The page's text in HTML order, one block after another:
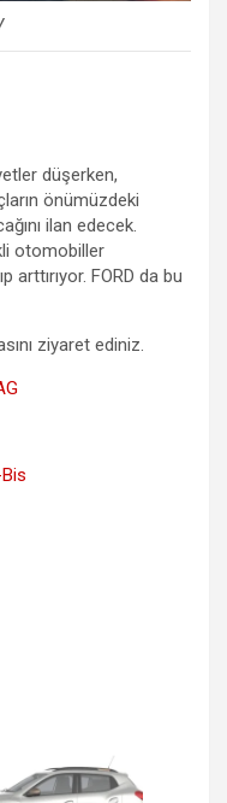
düşerken,
önümüzdeki
ilan edecek.
otomobiller
arttırıyor. FORD da bu
ziyaret ediniz.